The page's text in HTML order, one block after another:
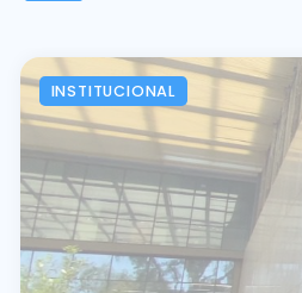
INSTITUCIONAL